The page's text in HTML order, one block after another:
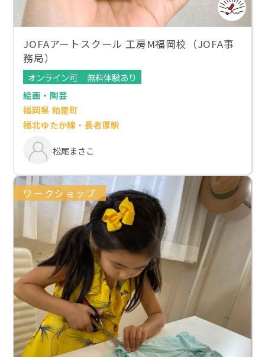
JOFAアートスクール 工房M福岡校（JOFA事
務局）
オンライン可
無料体験あり
絵画・陶芸
福岡県 粕屋町
福北ゆたか線・長者原駅
松尾まさこ
ワークショップ